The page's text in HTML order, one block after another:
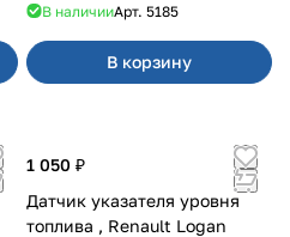
В наличииАрт. 5185
В корзину
1 050 ₽
Датчик указателя уровня
топлива , Renault Logan